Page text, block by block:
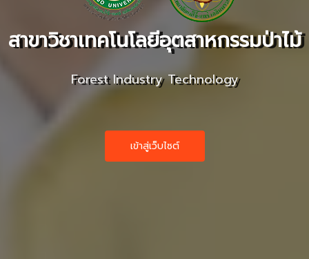
สาขาวิชาเทคโนโลยีอุตสาหกรรมป่าไม้
Forest Industry Technology
เข้าสู่เว็บไซต์